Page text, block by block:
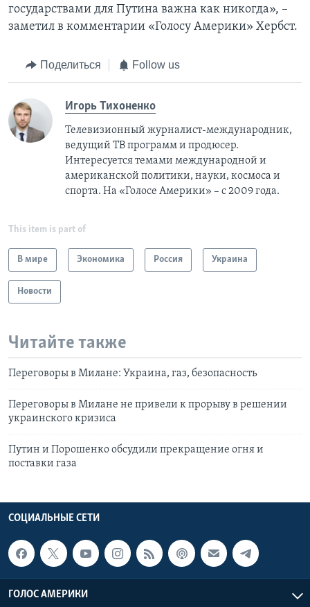
государствами для Путина важна как никогда», –
заметил в комментарии «Голосу Америки» Хербст.
Поделиться Follow us
Игорь Тихоненко
Телевизионный журналист-международник,
ведущий ТВ программ и продюсер.
Интересуется темами международной и
американской политики, науки, космоса и
спорта. На «Голосе Америки» – с 2009 года.
This item is part of
В мире Экономика Россия Украина
Новости
Читайте также
Переговоры в Милане: Украина, газ, безопасность
Переговоры в Милане не привели к прорыву в решении
украинского кризиса
Путин и Порошенко обсудили прекращение огня и
поставки газа
СОЦИАЛЬНЫЕ СЕТИ
ГОЛОС АМЕРИКИ